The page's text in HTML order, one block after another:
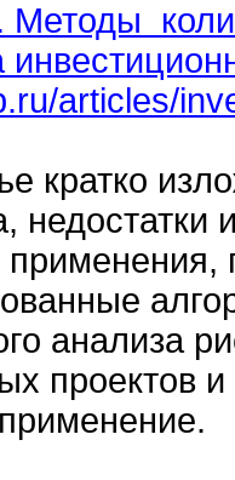
articles/
кратко
недостатки
анализа
проектов